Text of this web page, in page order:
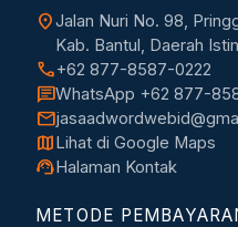
location_onJalan Nuri No. 98,
Kab. Bantul, Daerah
call+62 877-8587-0222
chatWhatsApp +62 877-
mail
mapLihat di Google Maps
support_agentHalaman Kontak
METODE